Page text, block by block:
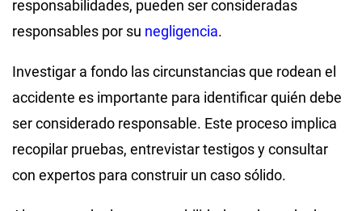
responsabilidades, pueden ser consideradas
responsables por su negligencia.
Investigar a fondo las circunstancias que rodean el
accidente es importante para identificar quién debe
ser considerado responsable. Este proceso implica
recopilar pruebas, entrevistar testigos y consultar
con expertos para construir un caso sólido.